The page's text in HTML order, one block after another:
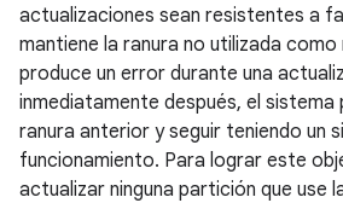
actualizaciones sean resistentes a
mantiene la ranura no utilizada como
produce un error durante una
inmediatamente después, el sistema
ranura anterior y seguir teniendo un
funcionamiento. Para lograr este
actualizar ninguna partición que use